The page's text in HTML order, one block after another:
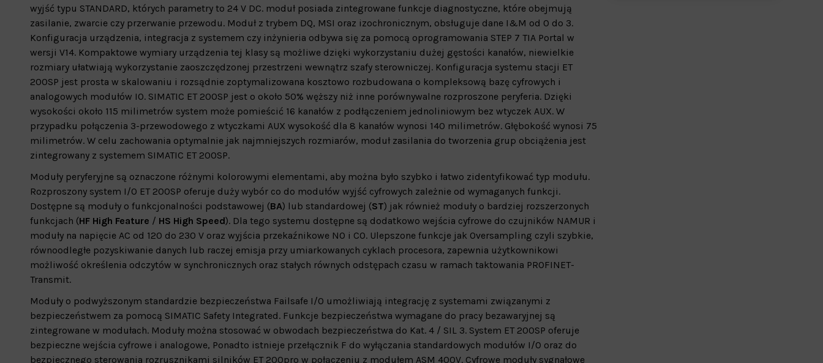
wyjść typu STANDARD, których parametry to 24 V DC. moduł posiada zintegrowane funkcje diagnostyczne, które obejmują
zasilanie, zwarcie czy przerwanie przewodu. Moduł z trybem DQ, MSI oraz izochronicznym, obsługuje dane I&M od 0 do 3.
Konfiguracja urządzenia, integracja z systemem czy inżynieria odbywa się za pomocą oprogramowania STEP 7 TIA Portal w
wersji V14. Kompaktowe wymiary urządzenia tej klasy są możliwe dzięki wykorzystaniu dużej gęstości kanałów, niewielkie
rozmiary ułatwiają wykorzystanie zaoszczędzonej przestrzeni wewnątrz szafy sterowniczej. Konfiguracja systemu stacji ET
200SP jest prosta w skalowaniu i rozsądnie zoptymalizowana kosztowo rozbudowana o kompleksową bazę cyfrowych i
analogowych modułów IO. SIMATIC ET 200SP jest o około 50% węższy niż inne porównywalne rozproszone peryferia. Dzięki
wysokości około 115 milimetrów system może pomieścić 16 kanałów z podłączeniem jednoliniowym bez wtyczek AUX. W
przypadku połączenia 3-przewodowego z wtyczkami AUX wysokość dla 8 kanałów wynosi 140 milimetrów. Głębokość wynosi 75
milimetrów. W celu zachowania optymalnie jak najmniejszych rozmiarów, moduł zasilania do tworzenia grup obciążenia jest
zintegrowany z systemem SIMATIC ET 200SP.
Moduły peryferyjne są oznaczone różnymi kolorowymi elementami, aby można było szybko i łatwo zidentyfikować typ modułu.
Rozproszony system I/O ET 200SP oferuje duży wybór co do modułów wyjść cyfrowych zależnie od wymaganych funkcji.
Dostępne są moduły o funkcjonalności podstawowej (BA) lub standardowej (ST) jak również moduły o bardziej rozszerzonych
funkcjach (HF High Feature / HS High Speed). Dla tego systemu dostępne są dodatkowo wejścia cyfrowe do czujników NAMUR i
moduły na napięcie AC od 120 do 230 V oraz wyjścia przekaźnikowe NO i CO. Ulepszone funkcje jak Oversampling czyli szybkie,
równoodległe pozyskiwanie danych lub raczej emisja przy umiarkowanych cyklach procesora, zapewnia użytkownikowi
możliwość określenia odczytów w synchronicznych oraz stałych równych odstępach czasu w ramach taktowania PROFINET-
Transmit.
Moduły o podwyższonym standardzie bezpieczeństwa Failsafe I/O umożliwiają integrację z systemami związanymi z
bezpieczeństwem za pomocą SIMATIC Safety Integrated. Funkcje bezpieczeństwa wymagane do pracy bezawaryjnej są
zintegrowane w modułach. Moduły można stosować w obwodach bezpieczeństwa do Kat. 4 / SIL 3. System ET 200SP oferuje
bezpieczne wejścia cyfrowe i analogowe, Ponadto istnieje przełącznik F do wyłączania standardowych modułów I/O oraz do
bezpiecznego sterowania rozrusznikami silników ET 200pro w połączeniu z modułem ASM 400V. Cyfrowe moduły sygnałowe